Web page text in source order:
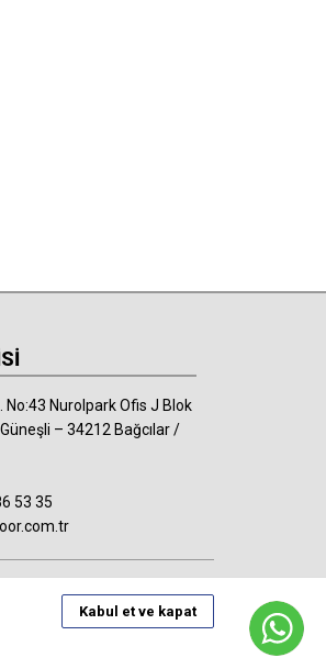
No:43 Nurolpark Ofis J Blok
– 34212 Bağcılar /
53 35
Kabul et ve kapat